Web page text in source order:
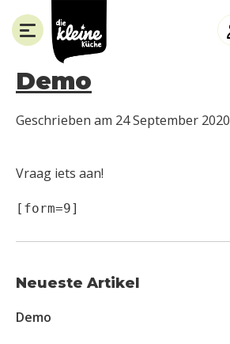
Die
Kleine
Küche
Demo
Geschrieben am 24 September 2020
Vraag iets aan!
[form=9]
Neueste Artikel
Demo